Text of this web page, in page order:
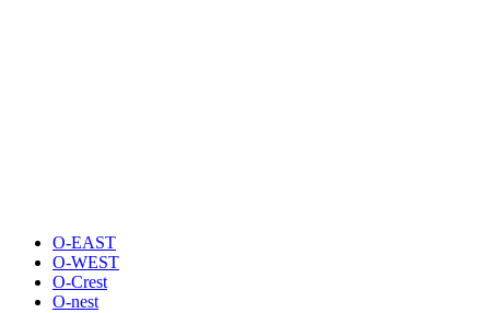
O-EAST
O-WEST
O-Crest
O-nest